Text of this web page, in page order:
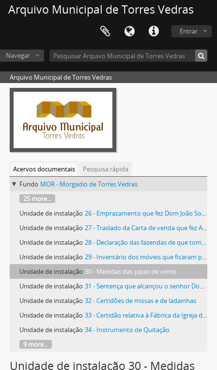
Arquivo Municipal de Torres Vedras
Entrar
Navegar
Arquivo Municipal de Torres Vedras
Acervos documentais
Pesquisa rápida
Fundo MOR - Morgadio de Torres Vedras
25 more...
Unidade de instalação 26 - Emprazamento que fez Dom João Soares de Alarcão a António Fernandes de um olival no Sítio das Moreias, no Casal do Cabrito
Unidade de instalação 27 - Traslado da Carta de venda que fez António Álvares, escudeiro do Dr. Rui Gomes Alvarenga, de um lagar e casas no lugar do Turcifal
Unidade de instalação 28 - Declaração das fazendas de que tomou posse o Conde de Avintes D. António de Almeida
Unidade de instalação 29 - Inventário dos móveis que ficaram por morte de Maria Álvares
Unidade de instalação 30 - Medidas das pipas de vinho
Unidade de instalação 31 - Sentença que alcançou o senhor Dom João Soares a respeito da Comenda de São Pedro de Torres Vedras
Unidade de instalação 32 - Certidões de missas e de ladainhas
Unidade de instalação 33 - Certidão relativa à Fábrica da Igreja de São Pedro
Unidade de instalação 34 - Instrumento de Quitação
9 more...
Unidade de instalação 30 - Medidas